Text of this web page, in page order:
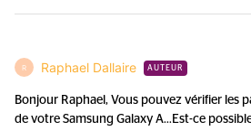
R Raphael Dallaire AUTEUR
Bonjour Raphael, Vous pouvez vérifier les
de votre Samsung Galaxy A...Est-ce